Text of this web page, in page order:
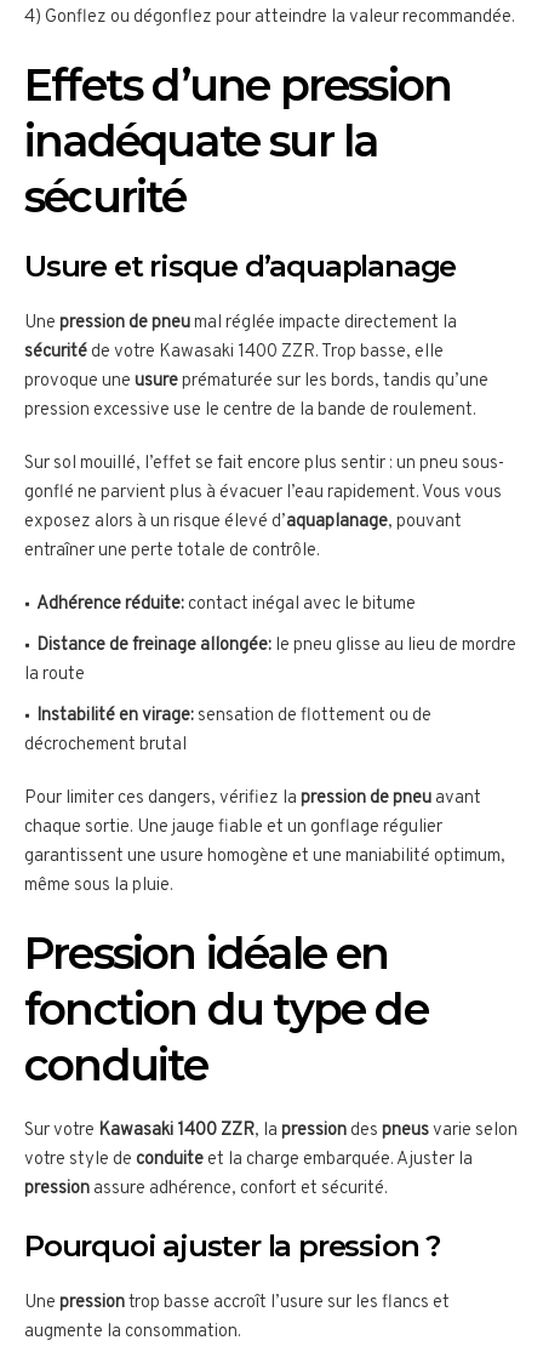
4) Gonflez ou dégonflez pour atteindre la valeur recommandée.
Effets d’une pression
inadéquate sur la
sécurité
Usure et risque d’aquaplanage
Une pression de pneumal réglée impacte directement la
sécurité de votre Kawasaki 1400 ZZR. Trop basse, elle
provoque une usureprématurée sur les bords, tandis qu’une
pression excessive use le centre de la bande de roulement.
Sur sol mouillé, l’effet se fait encore plus sentir : un pneu sous-
gonflé ne parvient plus à évacuer l’eau rapidement. Vous vous
exposez alors à un risque élevé d’aquaplanage, pouvant
entraîner une perte totale de contrôle.
Adhérence réduite: contact inégal avec le bitume
Distance de freinage allongée: le pneu glisse au lieu de mordre
la route
Instabilité en virage: sensation de flottement ou de
décrochement brutal
Pour limiter ces dangers, vérifiez la pression de pneu avant
chaque sortie. Une jauge fiable et un gonflage régulier
garantissent une usure homogène et une maniabilité optimum,
même sous la pluie.
Pression idéale en
fonction du type de
conduite
Sur votre Kawasaki 1400 ZZR, la pression des pneusvarie selon
votre style de conduite et la charge embarquée. Ajuster la
pression assure adhérence, confort et sécurité.
Pourquoi ajuster la pression ?
Une pressiontrop basse accroît l’usure sur les flancs et
augmente la consommation.